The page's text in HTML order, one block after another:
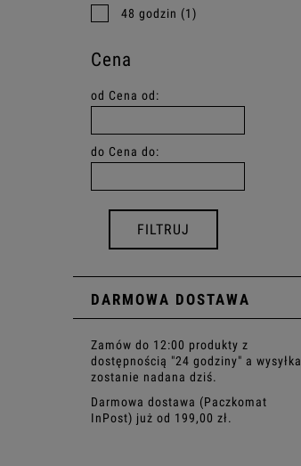
48 godzin (1)
Cena
od Cena od:
do Cena do:
FILTRUJ
DARMOWA DOSTAWA
Zamów do 12:00 produkty z
dostępnością "24 godziny" a wysyłka
zostanie nadana dziś.
Darmowa dostawa (Paczkomat
InPost) już od 199,00 zł.